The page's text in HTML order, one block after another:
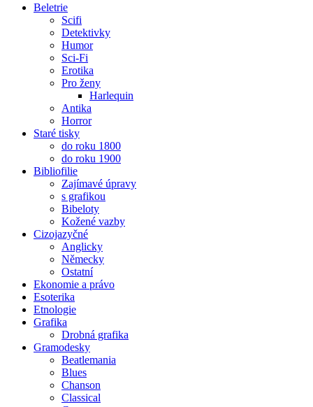
Beletrie
Scifi
Detektivky
Humor
Sci-Fi
Erotika
Pro ženy
Harlequin
Antika
Horror
Staré tisky
do roku 1800
do roku 1900
Bibliofilie
Zajímavé úpravy
s grafikou
Bibeloty
Kožené vazby
Cizojazyčné
Anglicky
Německy
Ostatní
Ekonomie a právo
Esoterika
Etnologie
Grafika
Drobná grafika
Gramodesky
Beatlemania
Blues
Chanson
Classical